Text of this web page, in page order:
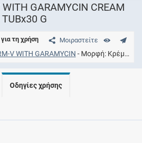
WITH GARAMYCIN CREAM
G
Μοιραστείτε
τη χρήση
V WITH GARAMYCIN Μορφή Kρέμα εξωτερικής χρήσης
Οδηγίες χρήσης